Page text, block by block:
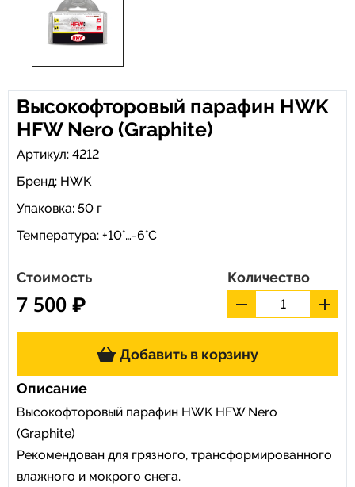
Высокофторовый парафин HWK
HFW Nero (Graphite)
Артикул: 4212
Бренд: HWK
Упаковка: 50 г
Температура: +10°…-6°C
Стоимость
7 500 ₽
Количество
Добавить в корзину
Описание
Высокофторовый парафин HWK HFW Nero
(Graphite)
Рекомендован для грязного, трансформированного
влажного и мокрого снега.